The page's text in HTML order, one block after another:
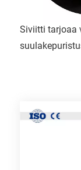
Siviitti tarjoaa